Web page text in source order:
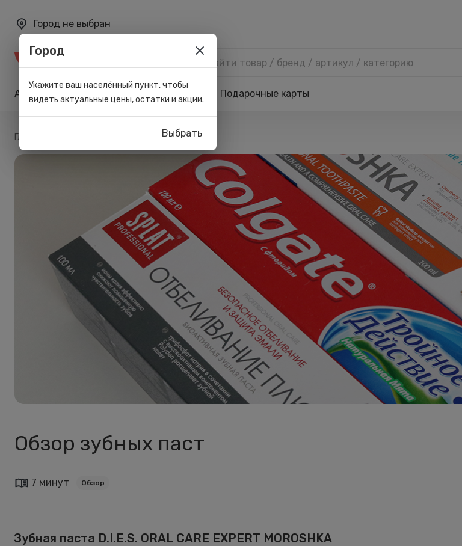
Город не выбран
Акции Карта лояльности Подарочные карты
Главная
Обзор зубных паст
7 минут Обзор
Зубная паста D.I.E.S. ORAL CARE EXPERT MOROSHKA
Город
Укажите ваш населённый пункт, чтобы
видеть актуальные цены, остатки и акции.
Выбрать